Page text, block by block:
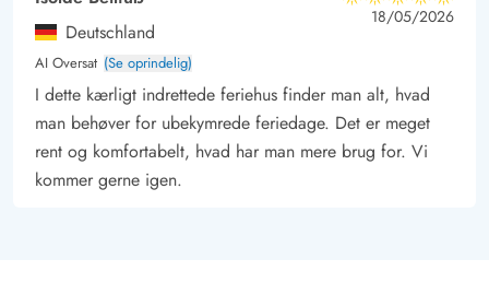
dybere indsigt i områdets historie. Der er noget at finde for
enhver smag og aldersgruppe i denne skønne del af Danmark.
Deutschland
AI Oversat (Se oprindelig)
5 ud af 5
5 ud af 5
5 out of 5
18/05/2026
I dette kærligt indrettede feriehus finder man alt, hvad
man behøver for ubekymrede feriedage. Det er meget
rent og komfortabelt, hvad har man mere brug for. Vi
kommer gerne igen.